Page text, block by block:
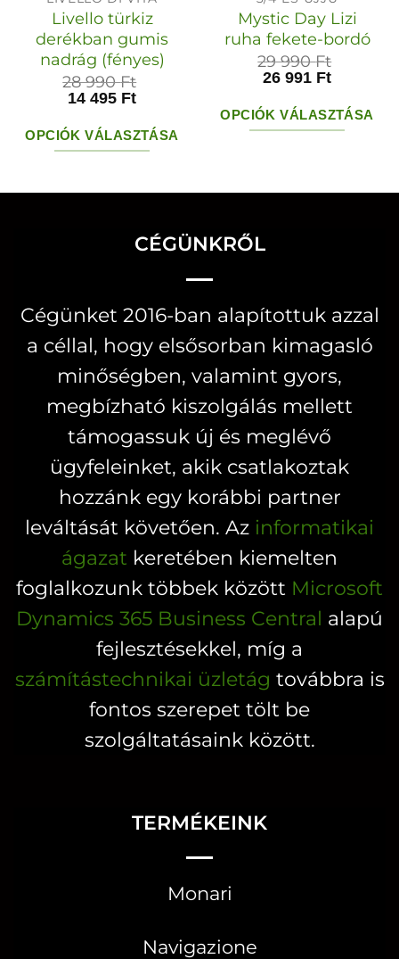
Livello türkiz
derékban gumis
nadrág (fényes)
28 990Ft
14 495 Ft
OPCIÓK VÁLASZTÁSA
a
több
A
változatok
a
termékoldalon
választhatók
ki
Mystic Day Lizi
ruha fekete-bordó
29 990Ft
26 991 Ft
OPCIÓK VÁLASZTÁSA
terméknek
változatok
a
választhatók
ki
CÉGÜNKRŐL
Cégünket 2016-ban alapítottuk azzal
a céllal, hogy elsősorban kimagasló
minőségben, valamint gyors,
megbízható kiszolgálás mellett
támogassuk új és meglévő
ügyfeleinket, akik csatlakoztak
hozzánk egy korábbi partner
leváltását követően. Az informatikai
ágazat keretében kiemelten
foglalkozunk többek között Microsoft
Dynamics 365 Business Central alapú
fejlesztésekkel, míg a
számítástechnikai üzletág továbbra is
fontos szerepet tölt be
szolgáltatásaink között.
TERMÉKEINK
Monari
Navigazione